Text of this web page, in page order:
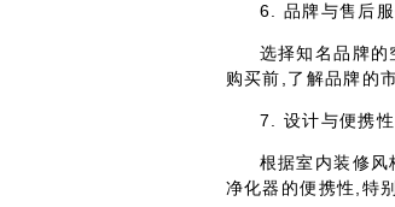
6. 品牌与售后
选择知名品牌
购买前,了解品牌的
7. 设计与便携性
根据室内装修
净化器的便携性,特